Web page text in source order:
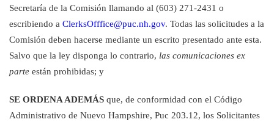
Secretaría de la Comisión llamando al (603) 271-2431 o
escribiendo a ClerksOfffice@puc.nh.gov. Todas las solicitudes a la
Comisión deben hacerse mediante un escrito presentado ante esta.
Salvo que la ley disponga lo contrario, las comunicaciones ex
parte están prohibidas; y
SE ORDENA ADEMÁS que, de conformidad con el Código
Administrativo de Nuevo Hampshire, Puc 203.12, los Solicitantes